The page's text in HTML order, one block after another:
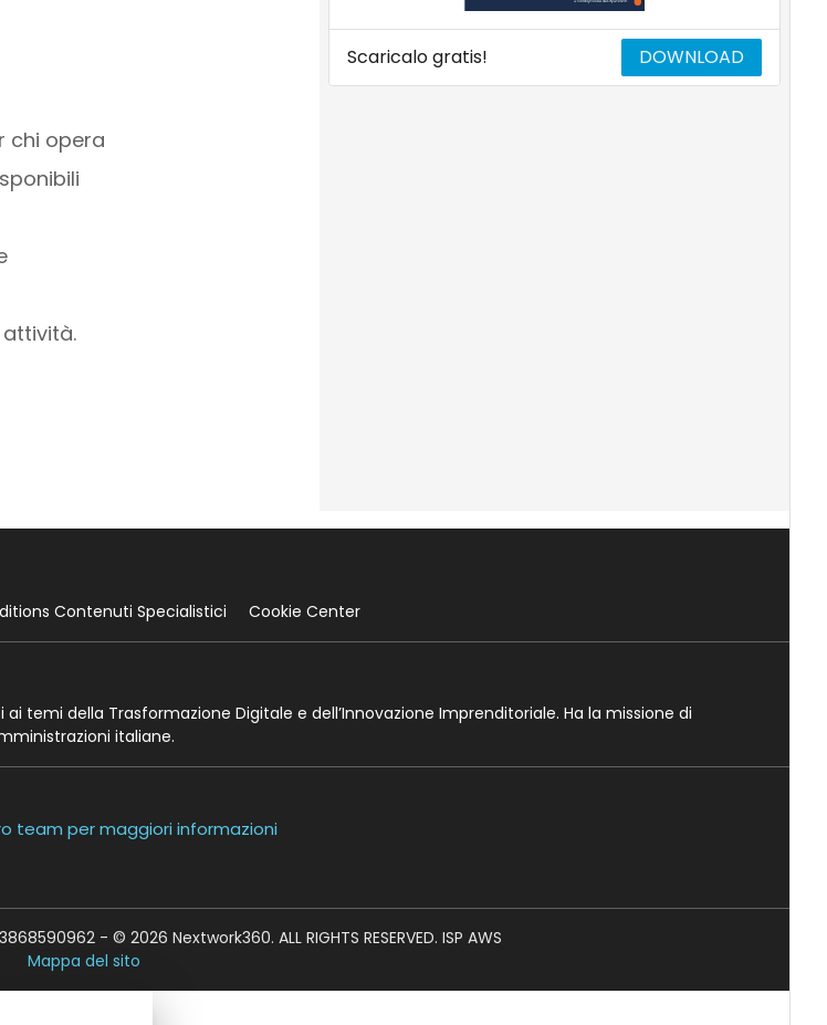
chi opera
Scaricalo gratis! DOWNLOAD
Contenuti Specialistici Cookie Center
temi della Trasformazione Digitale e dell’Innovazione Imprenditoriale. Ha la missione di
italiane.
team per maggiori informazioni
- © 2026 Nextwork360. ALL RIGHTS RESERVED. ISP AWS
Mappa del sito